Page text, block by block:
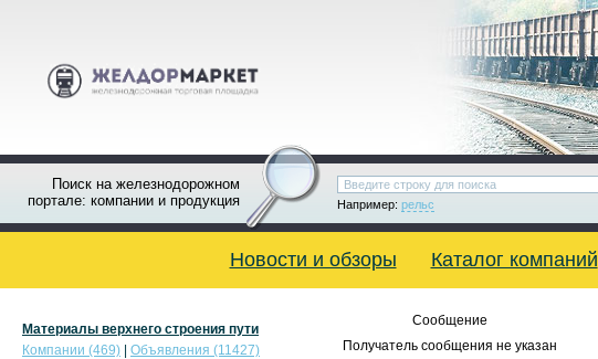
Поиск на железнодорожном
портале: компании и продукция
Например: рельс
Новости и обзоры Каталог компаний
Сообщение
Получатель сообщения не указан
Материалы верхнего строения пути
Компании (469)
Объявления (11427)